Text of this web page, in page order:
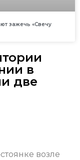
зажечь «Свечу
в
две
возле